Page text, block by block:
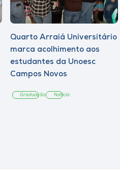
Quarto Arraiá Universitário
marca acolhimento aos
estudantes da Unoesc
Campos Novos
Graduação Notícia